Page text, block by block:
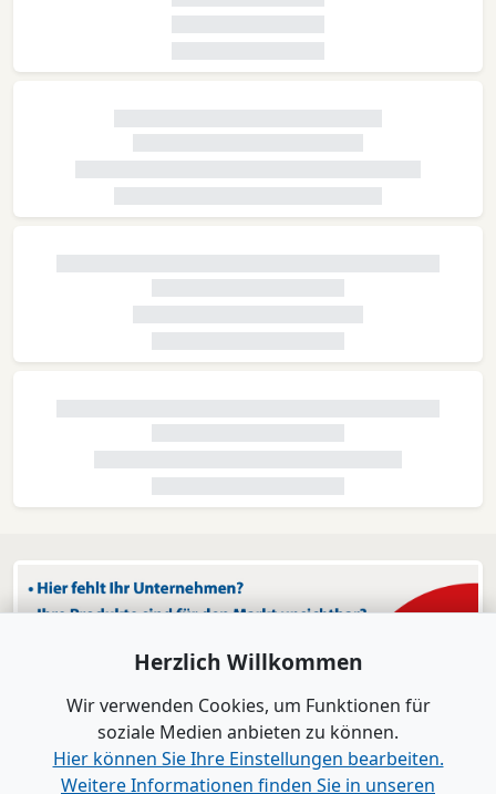
Herzlich Willkommen
Wir verwenden Cookies, um Funktionen für
soziale Medien anbieten zu können.
Hier können Sie Ihre Einstellungen bearbeiten.
Weitere Informationen finden Sie in unseren